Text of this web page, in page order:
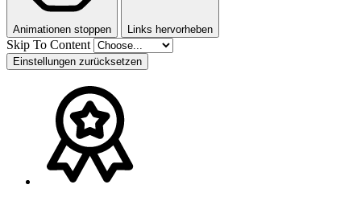
Animationen stoppen Links hervorheben
Skip To Content
Einstellungen zurücksetzen